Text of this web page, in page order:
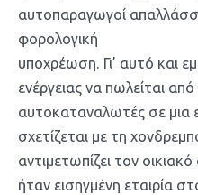
αυτοπαραγωγοί
φορολογική
υποχρέωση. Γι’ αυτό και
ενέργειας να πωλείται
αυτοκαταναλωτές σε μια
σχετίζεται με τη
αντιμετωπίζει τον
ήταν εισηγμένη εταιρία